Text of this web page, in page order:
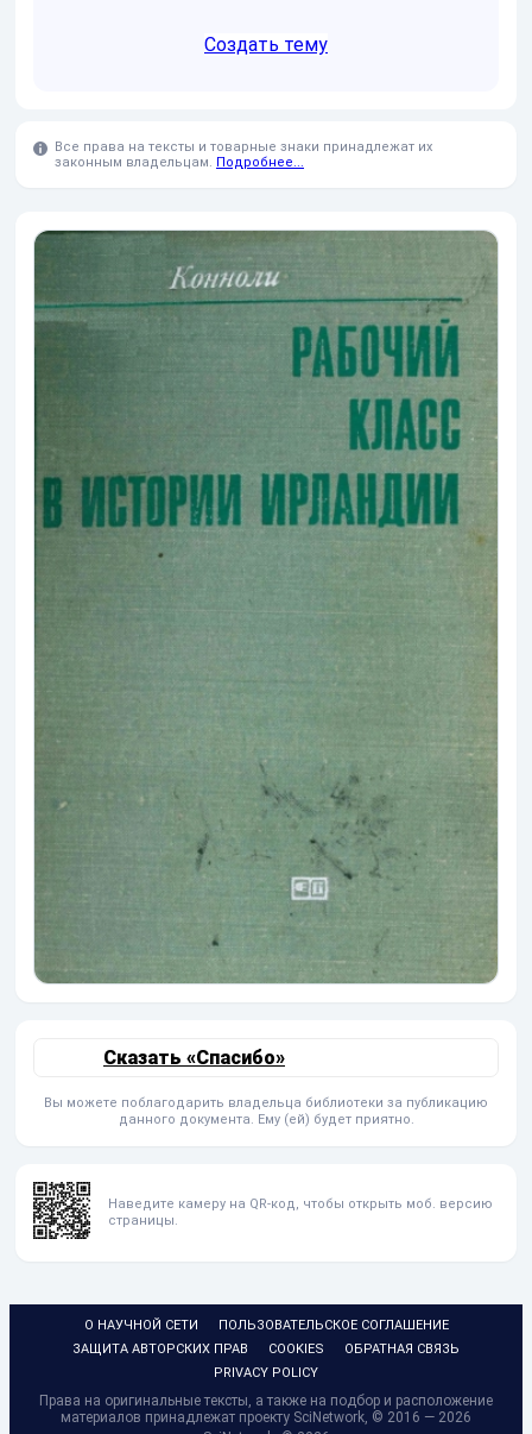
Создать тему
Все права на тексты и товарные знаки принадлежат их
законным владельцам. Подробнее...
Сказать «Спасибо»
Вы можете поблагодарить владельца библиотеки за публикацию
данного документа. Ему (ей) будет приятно.
Наведите камеру на QR-код, чтобы открыть моб. версию
страницы.
О НАУЧНОЙ СЕТИ
ПОЛЬЗОВАТЕЛЬСКОЕ СОГЛАШЕНИЕ
ЗАЩИТА АВТОРСКИХ ПРАВ
COOKIES
ОБРАТНАЯ СВЯЗЬ
PRIVACY POLICY
Права на оригинальные тексты, а также на подбор и расположение
материалов принадлежат проекту SciNetwork, © 2016 — 2026